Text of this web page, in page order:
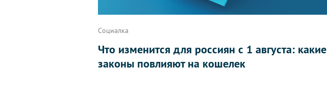
Социалка
Что изменится для россиян с 1 августа: какие
законы повлияют на кошелек